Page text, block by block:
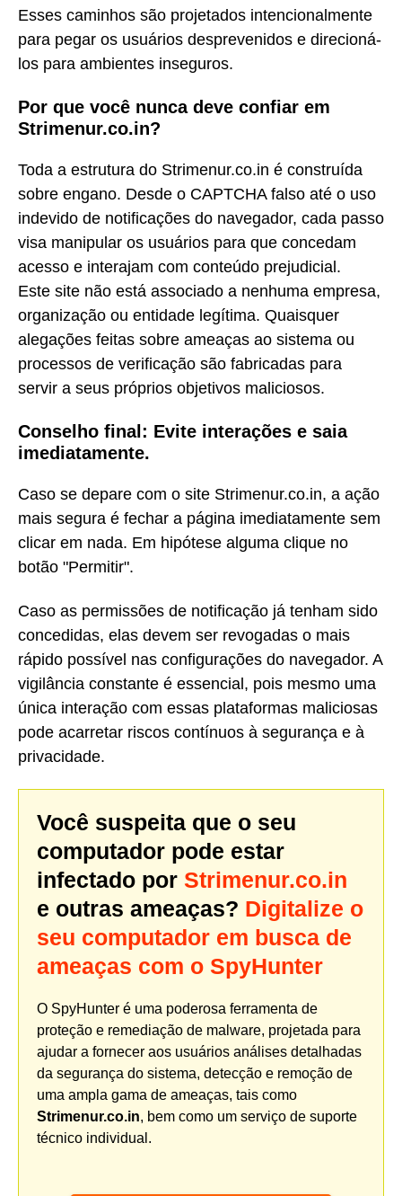
Esses caminhos são projetados intencionalmente
para pegar os usuários desprevenidos e direcioná-
los para ambientes inseguros.
Por que você nunca deve confiar em
Strimenur.co.in?
Toda a estrutura do Strimenur.co.in é construída
sobre engano. Desde o CAPTCHA falso até o uso
indevido de notificações do navegador, cada passo
visa manipular os usuários para que concedam
acesso e interajam com conteúdo prejudicial.
Este site não está associado a nenhuma empresa,
organização ou entidade legítima. Quaisquer
alegações feitas sobre ameaças ao sistema ou
processos de verificação são fabricadas para
servir a seus próprios objetivos maliciosos.
Conselho final: Evite interações e saia
imediatamente.
Caso se depare com o site Strimenur.co.in, a ação
mais segura é fechar a página imediatamente sem
clicar em nada. Em hipótese alguma clique no
botão "Permitir".
Caso as permissões de notificação já tenham sido
concedidas, elas devem ser revogadas o mais
rápido possível nas configurações do navegador. A
vigilância constante é essencial, pois mesmo uma
única interação com essas plataformas maliciosas
pode acarretar riscos contínuos à segurança e à
privacidade.
Você suspeita que o seu
computador pode estar
infectado por Strimenur.co.in
e outras ameaças? Digitalize o
seu computador em busca de
ameaças com o SpyHunter
O SpyHunter é uma poderosa ferramenta de
proteção e remediação de malware, projetada para
ajudar a fornecer aos usuários análises detalhadas
da segurança do sistema, detecção e remoção de
uma ampla gama de ameaças, tais como
Strimenur.co.in, bem como um serviço de suporte
técnico individual.